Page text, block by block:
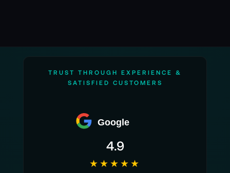
TRUST THROUGH EXPERIENCE &
SATISFIED CUSTOMERS
Google
4.9
★★★★★